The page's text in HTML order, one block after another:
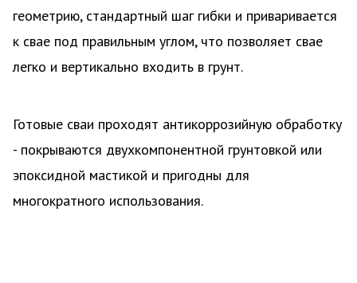
геометрию, стандартный шаг гибки и приваривается
к свае под правильным углом, что позволяет свае
легко и вертикально входить в грунт.
Готовые сваи проходят антикоррозийную обработку
- покрываются двухкомпонентной грунтовкой или
эпоксидной мастикой и пригодны для
многократного использования.